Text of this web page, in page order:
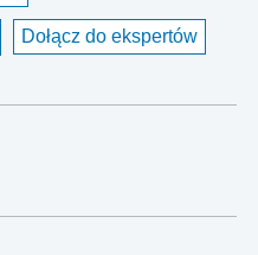
Dołącz do ekspertów